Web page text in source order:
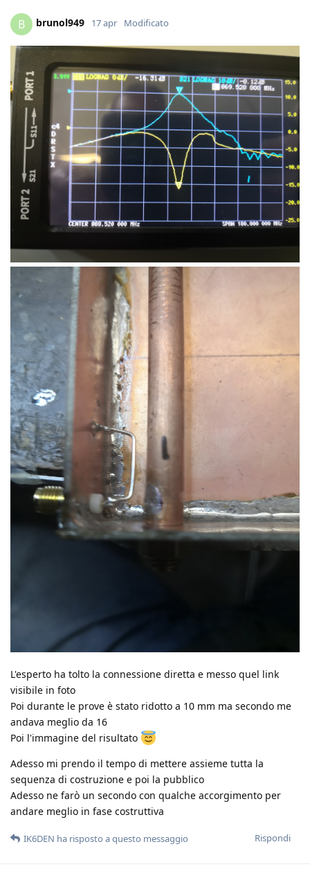
B brunol949 17 apr Modificato
L'esperto ha tolto la connessione diretta e messo quel link
visibile in foto
Poi durante le prove è stato ridotto a 10 mm ma secondo me
andava meglio da 16
Poi l'immagine del risultato
Adesso mi prendo il tempo di mettere assieme tutta la
sequenza di costruzione e poi la pubblico
Adesso ne farò un secondo con qualche accorgimento per
andare meglio in fase costruttiva
Rispondi
IK6DEN ha risposto a questo messaggio